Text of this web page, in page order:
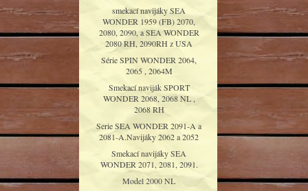
smekací navijáky SEA
WONDER 1959 (FB) 2070,
2080, 2090, a SEA WONDER
2080 RH, 2090RH z USA
Série SPIN WONDER 2064,
2065 , 2064M
Smekací naviják SPORT
WONDER 2068, 2068 NL ,
2068 RH
Serie SEA WONDER 2091-A a
2081-A.Navijáky 2062 a 2052
Smekací navijáky SEA
WONDER 2071, 2081, 2091.
Model 2000 NL